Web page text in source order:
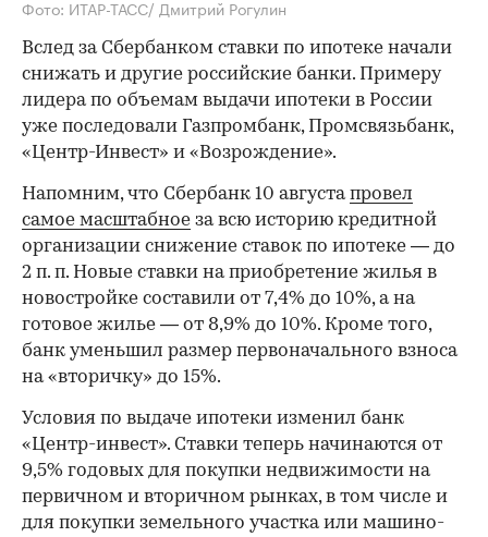
Фото: ИТАР-ТАСС/ Дмитрий Рогулин
Вслед за Сбербанком ставки по ипотеке начали
снижать и другие российские банки. Примеру
лидера по объемам выдачи ипотеки в России
уже последовали Газпромбанк, Промсвязьбанк,
«Центр-Инвест» и «Возрождение».
Напомним, что Сбербанк 10 августапровел
самое масштабное за всю историю кредитной
организации снижение ставок по ипотеке — до
2 п. п. Новые ставки на приобретение жилья в
новостройке составили от 7,4% до 10%, а на
готовое жилье — от 8,9% до 10%. Кроме того,
банк уменьшил размер первоначального взноса
на «вторичку» до 15%.
Условия по выдаче ипотеки изменил банк
«Центр-инвест». Ставки теперь начинаются от
9,5% годовых для покупки недвижимости на
первичном и вторичном рынках, в том числе и
для покупки земельного участка или машино-